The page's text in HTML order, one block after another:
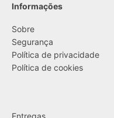
Informações
Sobre
Segurança
Política de privacidade
Política de cookies
Entregas